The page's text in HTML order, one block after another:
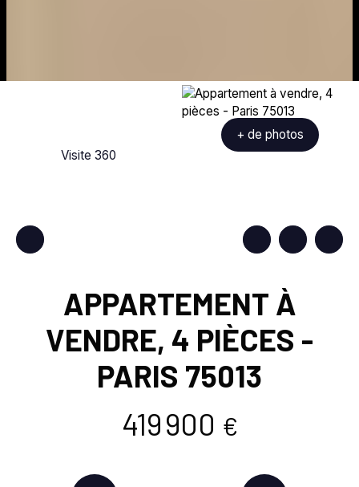
Visite 360
+ de photos
APPARTEMENT À
VENDRE, 4 PIÈCES -
PARIS 75013
419 900 €